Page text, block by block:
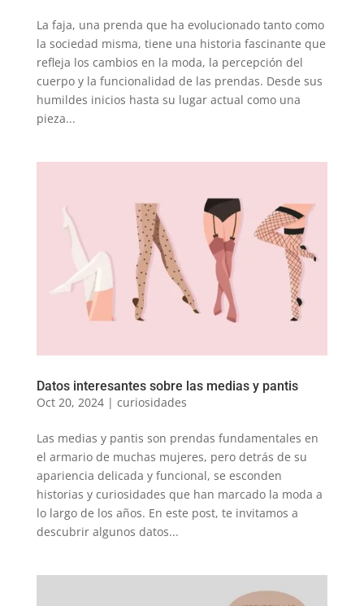
La faja, una prenda que ha evolucionado tanto como
la sociedad misma, tiene una historia fascinante que
refleja los cambios en la moda, la percepción del
cuerpo y la funcionalidad de las prendas. Desde sus
humildes inicios hasta su lugar actual como una
pieza...
Datos interesantes sobre las medias y pantis
Oct 20, 2024| curiosidades
Las medias y pantis son prendas fundamentales en
el armario de muchas mujeres, pero detrás de su
apariencia delicada y funcional, se esconden
historias y curiosidades que han marcado la moda a
lo largo de los años. En este post, te invitamos a
descubrir algunos datos...